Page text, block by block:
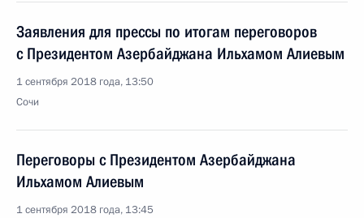
Заявления для прессы по итогам переговоров
с Президентом Азербайджана Ильхамом Алиевым
1 сентября 2018 года, 13:50
Сочи
Переговоры с Президентом Азербайджана
Ильхамом Алиевым
1 сентября 2018 года, 13:45